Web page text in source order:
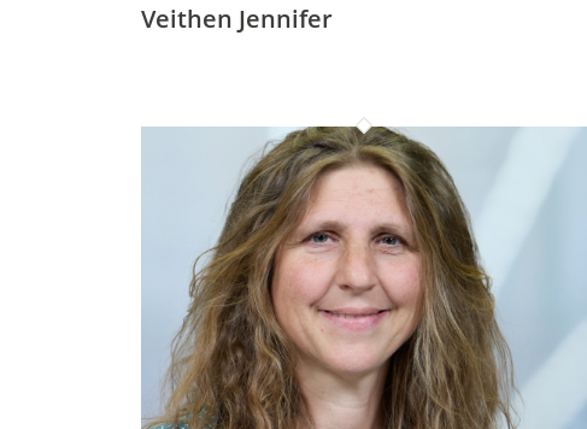
Veithen Jennifer